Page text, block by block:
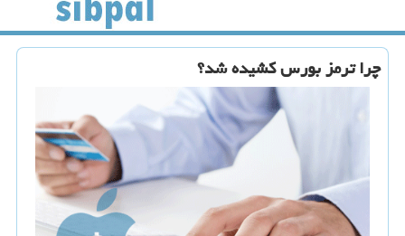
چرا ترمز بورس كشیده شد؟